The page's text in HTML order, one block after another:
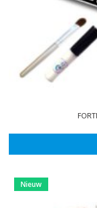
Nieuw